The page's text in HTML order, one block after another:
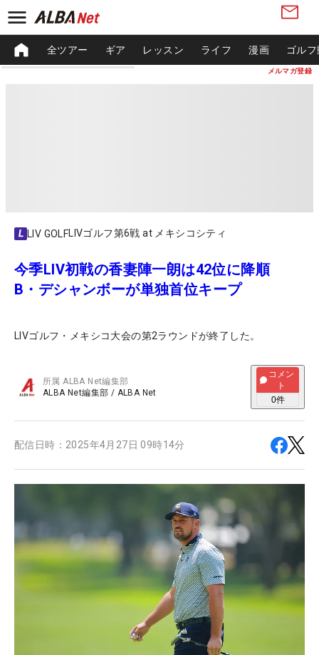
メルマガ登録
全ツアー ギア レッスン ライフ 漫画 ゴル
LIV GOLFLIVゴルフ第6戦 at メキシコシティ
今季LIV初戦の香妻陣一朗は42位に降順
B・デシャンボーが単独首位キープ
LIVゴルフ・メキシコ大会の第2ラウンドが終了した。
所属ALBA Net編集部
ALBA Net編集部 / ALBA Net
コメン
ト
0件
配信日時： 2025年4月27日 09時14分